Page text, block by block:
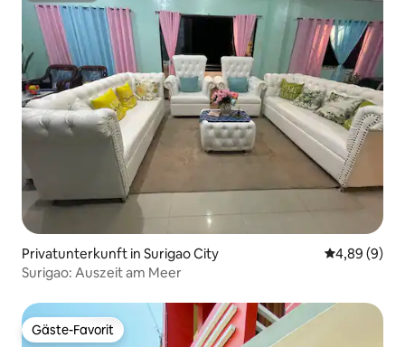
Privatunterkunft in Surigao City
4,89 (9)
Surigao: Auszeit am Meer
Gäste-Favorit
Gäste-Favorit